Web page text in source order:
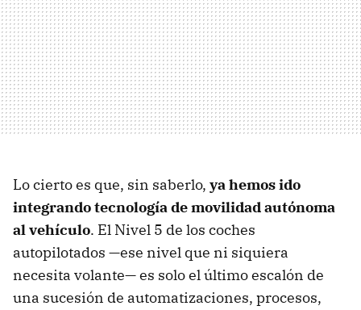
Lo cierto es que, sin saberlo, ya hemos ido
integrando tecnología de movilidad autónoma
al vehículo. El Nivel 5 de los coches
autopilotados —ese nivel que ni siquiera
necesita volante— es solo el último escalón de
una sucesión de automatizaciones, procesos,